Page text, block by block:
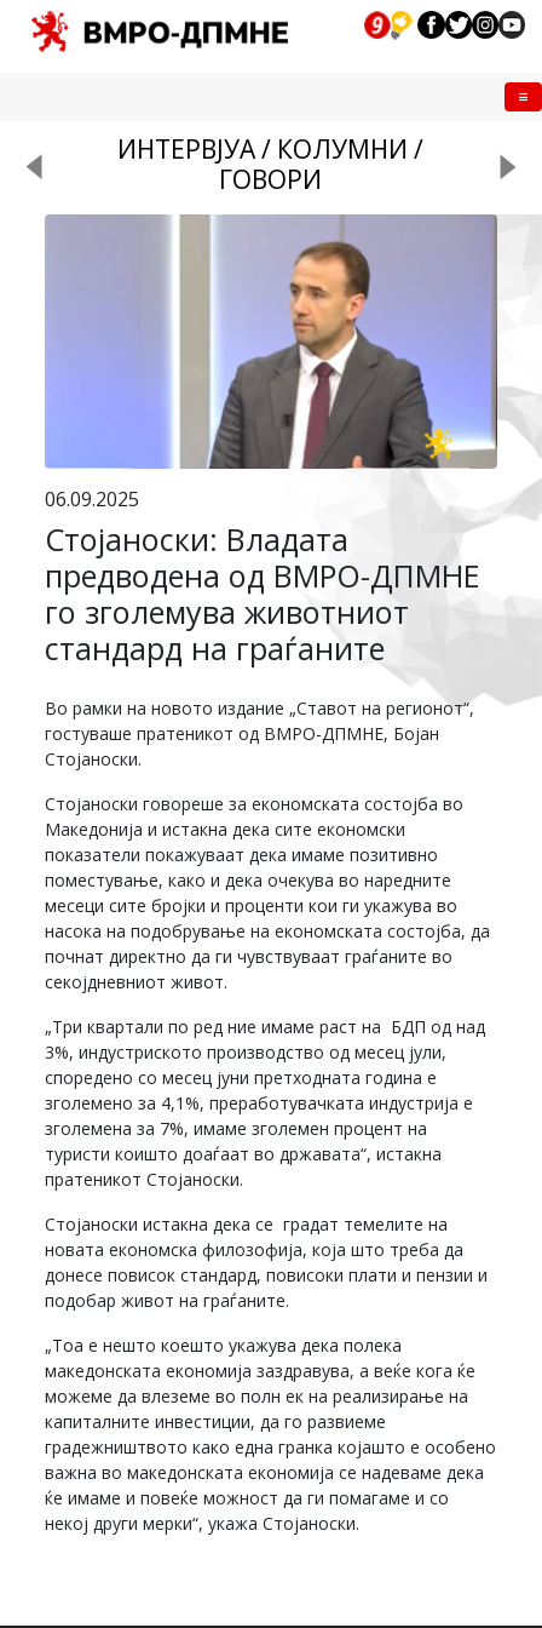
ИНТЕРВЈУА / КОЛУМНИ /
ГОВОРИ
06.09.2025
Стојаноски: Владата
предводена од ВМРО-ДПМНЕ
го зголемува животниот
стандард на граѓаните
Во рамки на новото издание „Ставот на регионот“,
гостуваше пратеникот од ВМРО-ДПМНЕ, Бојан
Стојаноски.
Стојаноски говореше за економската состојба во
Македонија и истакна дека сите економски
показатели покажуваат дека имаме позитивно
поместување, како и дека очекува во наредните
месеци сите бројки и проценти кои ги укажува во
насока на подобрување на економската состојба, да
почнат директно да ги чувствуваат граѓаните во
секојдневниот живот.
„Три квартали по ред ние имаме раст на БДП од над
3%, индустриското производство од месец јули,
споредено со месец јуни претходната година е
зголемено за 4,1%, преработувачката индустрија е
зголемена за 7%, имаме зголемен процент на
туристи коишто доаѓаат во државата“, истакна
пратеникот Стојаноски.
Стојаноски истакна дека се градат темелите на
новата економска филозофија, која што треба да
донесе повисок стандард, повисоки плати и пензии и
подобар живот на граѓаните.
„Тоа е нешто коешто укажува дека полека
македонската економија заздравува, а веќе кога ќе
можеме да влеземе во полн ек на реализирање на
капиталните инвестиции, да го развиеме
градежништвото како една гранка којашто е особено
важна во македонската економија се надеваме дека
ќе имаме и повеќе можност да ги помагаме и со
некој други мерки“, укажа Стојаноски.